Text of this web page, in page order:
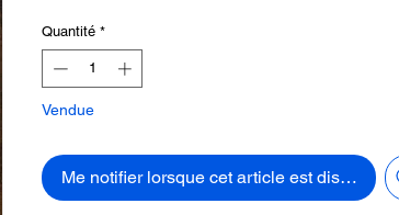
Quantité *
Vendue
Me notifier lorsque cet article est disponible